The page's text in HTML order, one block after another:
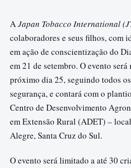
AJapan Tobacco International
colaboradores e seus filhos, com
em ação de conscientização do
em 21 de setembro. O evento
próximo dia 25, seguindo todos
segurança, e contará com o
Centro de Desenvolvimento
em Extensão Rural (ADET) –
Alegre, Santa Cruz do Sul.
O evento será limitado a até 30